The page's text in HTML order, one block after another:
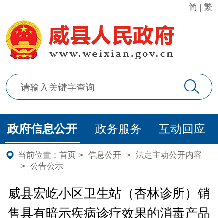
简 |繁
政府信息公开 政务服务 互动回应
当前位置： 首页> 信息公开> 法定主动公开内容
> 公告公示
威县宏屹小区卫生站（杏林诊所）销
售具有暗示疾病诊疗效果的消毒产品